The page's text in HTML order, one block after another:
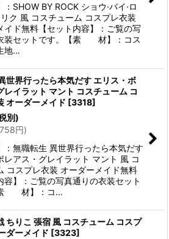
：SHOW BY ROCK ショウ·バイ·ロ
ク 風 コスチューム コスプレ衣装
イド無料【セット内容】：ご覧の写
装セットです。【素 材】：コス
地…
世界行ったら本気だす エリス・ボ
レイラット マント コスチューム コ
オーダーメイド [3318]
別)
円)
：無職転生 異世界行ったら本気だす
レアス・グレイラット マント 風 コ
コスプレ衣装 オーダーメイド無料
容】：ご覧の写真通りの衣装セット
素 材】：コ…
ちりこ 張宿 風 コスチューム コスプ
ダーメイド [3323]